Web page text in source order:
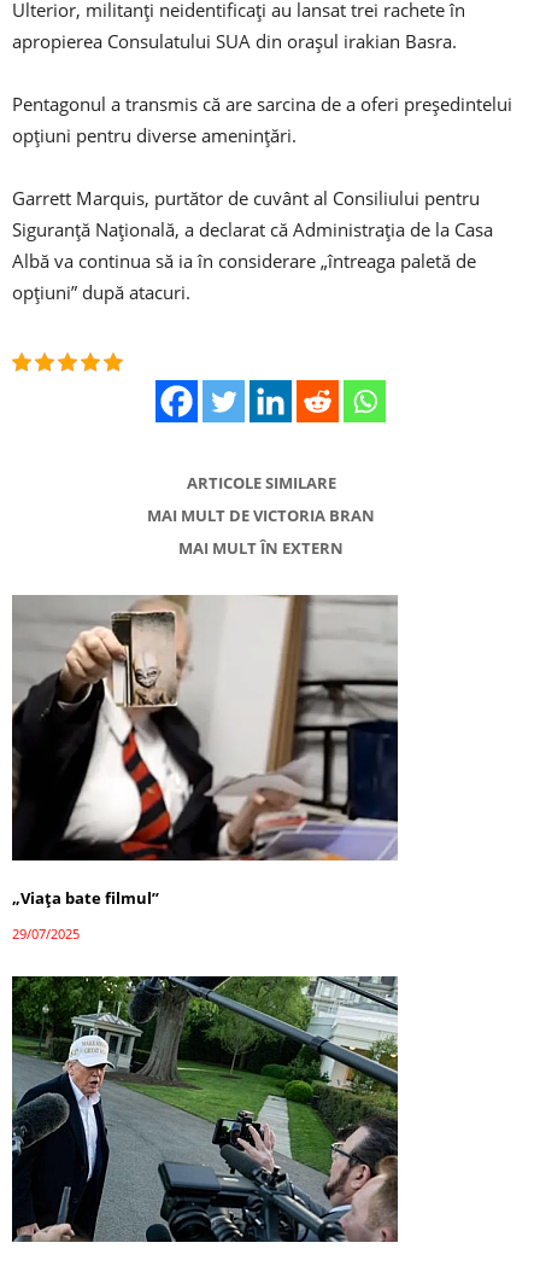
Ulterior, militanţi neidentificaţi au lansat trei rachete în
apropierea Consulatului SUA din oraşul irakian Basra.
Pentagonul a transmis că are sarcina de a oferi preşedintelui
opţiuni pentru diverse ameninţări.
Garrett Marquis, purtător de cuvânt al Consiliului pentru
Siguranţă Naţională, a declarat că Administraţia de la Casa
Albă va continua să ia în considerare „întreaga paletă de
opţiuni” după atacuri.
ARTICOLE SIMILARE
MAI MULT DE VICTORIA BRAN
MAI MULT ÎN EXTERN
„Viața bate filmul”
29/07/2025